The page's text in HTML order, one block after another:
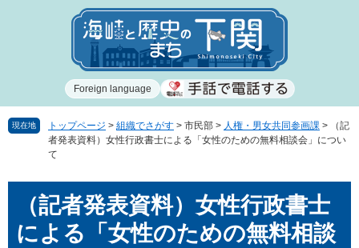
で
ば
Foreign language
現在地 トップページ > 組織でさがす > 市民部 > 人権・男女共同参画課 >
（記
者発表資料）女性行政書士による「女性のための無料相談会」につい
て
（記者発表資料）女性行政書士
による「女性のための無料相談